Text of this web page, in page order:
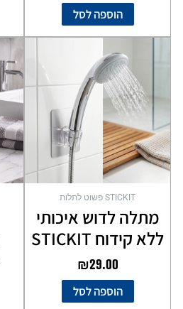
הוספה לסל
STICKIT פשוט לתלות
מתלה לדוש איכותי
ללא קידוח STICKIT
₪29.00
הוספה לסל